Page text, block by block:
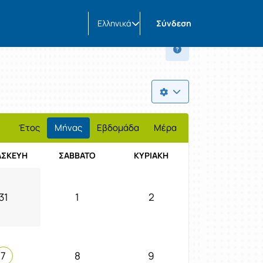
Ελληνικά Σύνδεση
Έτος Μήνας Εβδομάδα Μέρα
ΣΆΒΒΑΤΟ ΚΥΡΙΑΚΉ
1 2
7 8 9